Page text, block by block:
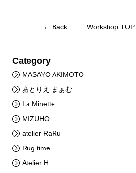
← Back Workshop TOP
Category
MASAYO AKIMOTO
あとりえ まぁむ
La Minette
MIZUHO
atelier RaRu
Rug time
Atelier H